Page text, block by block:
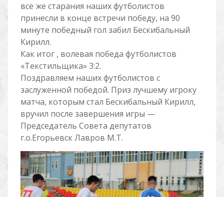
все же старания наших футболистов
принесли в конце встречи победу, на 90
минуте победный гол забил Бескибальный
Кирилл.
Как итог , волевая победа футболистов
«Текстильщика» 3:2.
Поздравляем наших футболистов с
заслуженной победой. Приз лучшему игроку
матча, которым стал Бескибальный Кирилл,
вручил после завершения игры —
Председатель Совета депутатов
г.о.Егорьевск Лавров М.Т.